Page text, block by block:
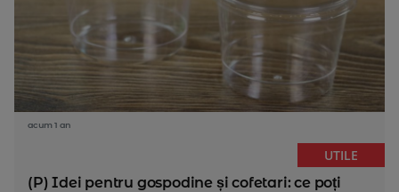
acum 1 an
UTILE
(P) Idei pentru gospodine și cofetari: ce poți